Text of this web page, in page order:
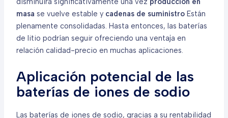
masa se vuelve estable y cadenas de suministroEstán
plenamente consolidadas. Hasta entonces, las baterías
de litio podrían seguir ofreciendo una ventaja en
relación calidad-precio en muchas aplicaciones.
Aplicación potencial de las
baterías de iones de sodio
Las baterías de iones de sodio, gracias a su rentabilidad